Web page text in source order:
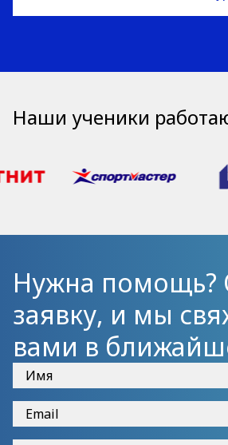
Наши ученики
Нужна помощь?
заявку, и мы
вами в